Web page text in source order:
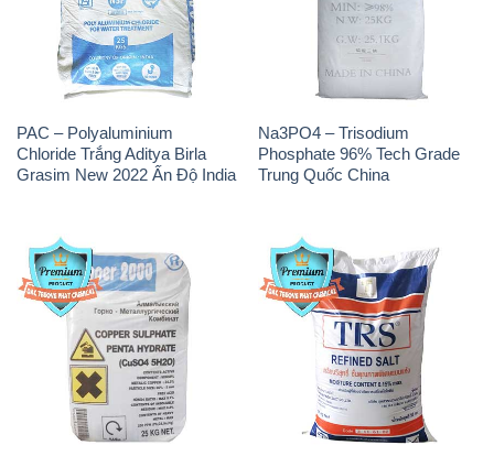
PAC – Polyaluminium
Chloride Trắng Aditya Birla
Grasim New 2022 Ấn Độ India
Na3PO4 – Trisodium
Phosphate 96% Tech Grade
Trung Quốc China